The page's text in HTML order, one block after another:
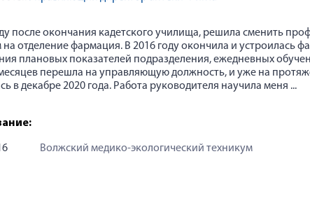
после окончания кадетского училища, решила сменить
на отделение фармация. В 2016 году окончила и устроилась
плановых показателей подразделения, ежедневных
перешла на управляющую должность, и уже на
в декабре 2020 года. Работа руководителя научила меня ...
Волжский медико-экологический техникум